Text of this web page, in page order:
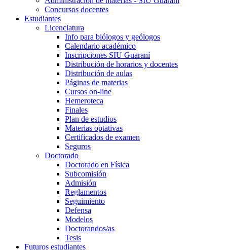
Concursos docentes
Estudiantes
Licenciatura
Info para biólogos y geólogos
Calendario académico
Inscripciones SIU Guaraní
Distribución de horarios y docentes
Distribución de aulas
Páginas de materias
Cursos on-line
Hemeroteca
Finales
Plan de estudios
Materias optativas
Certificados de examen
Seguros
Doctorado
Doctorado en Física
Subcomisión
Admisión
Reglamentos
Seguimiento
Defensa
Modelos
Doctorandos/as
Tesis
Futuros estudiantes